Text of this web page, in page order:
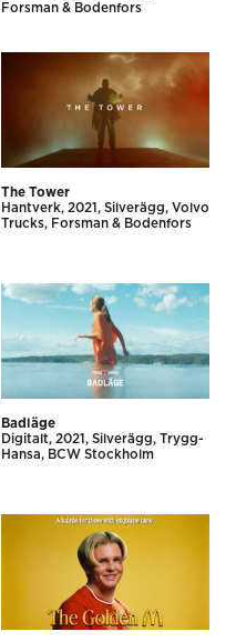
Forsman & Bodenfors
The Tower
Hantverk 2021 Silverägg
Volvo
Trucks
Forsman & Bodenfors
Badläge
Digitalt 2021 Silverägg
Trygg-
Hansa
BCW Stockholm